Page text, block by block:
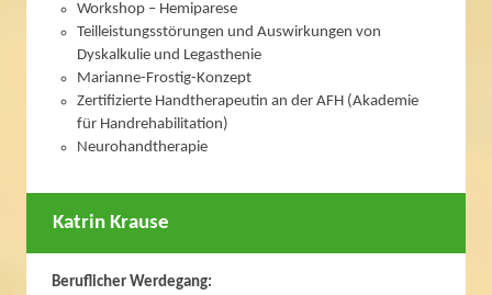
Workshop – Hemiparese
Teilleistungsstörungen und Auswirkungen von
Dyskalkulie und Legasthenie
Marianne-Frostig-Konzept
Zertifizierte Handtherapeutin an der AFH (Akademie
für Handrehabilitation)
Neurohandtherapie
Katrin Krause
Beruflicher Werdegang: